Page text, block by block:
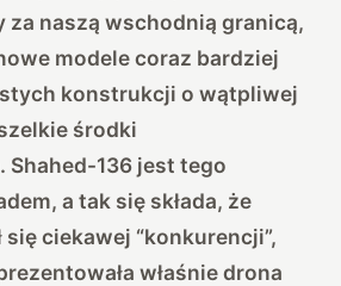
za naszą wschodnią granicą,
modele coraz bardziej
konstrukcji o wątpliwej
środki
Shahed-136 jest tego
a tak się składa, że
się ciekawej “konkurencji”,
właśnie drona